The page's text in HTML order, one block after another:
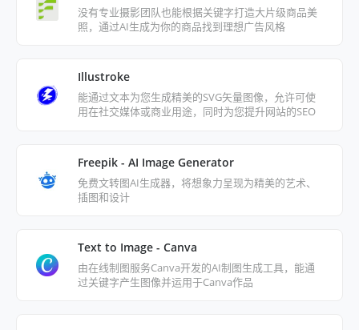
没有专业摄影团队也能根据关键字打造大片级商品美
照，通过AI生成为你的商品找到理想广告风格
Illustroke
能通过文本为您生成精美的SVG矢量图像，允许可使
用在社交媒体或商业用途，同时为您提升网站的SEO
Freepik - AI Image Generator
免费文转图AI生成器，将想象力呈现为精美的艺术、
插图和设计
Text to Image - Canva
由在线制图服务Canva开发的AI制图生成工具，能通
过关键字产生图像并运用于Canva作品